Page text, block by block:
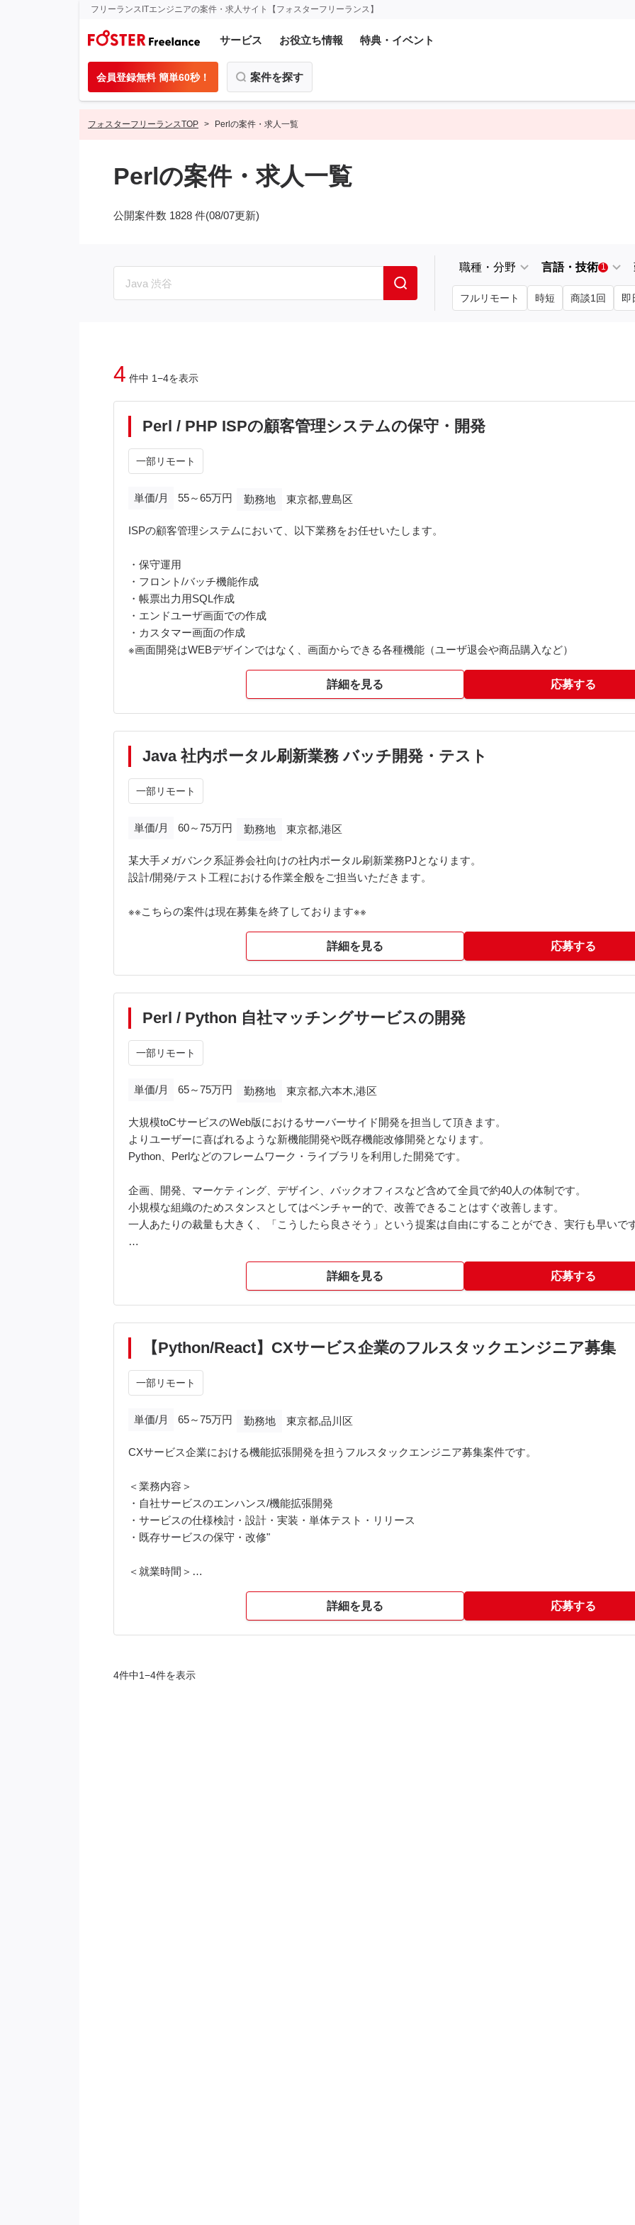
フリーランスITエンジニアの案件・求人サイト【フォスターフリーランス】
サービス お役立ち情報 特典・イベント
会員登録無料 簡単60秒！ 案件を探す
フォスターフリーランスTOP Perlの案件・求人一覧
Perlの案件・求人一覧
公開案件数 1828 件(08/07更新)
職種・分野 言語・技術 1
フルリモート 時短 商談1回 即
4 件中 1−4を表示
Perl / PHP ISPの顧客管理システムの保守・開発
一部リモート
単価/月 55～65万円 勤務地 東京都,豊島区
ISPの顧客管理システムにおいて、以下業務をお任せいたします。
・保守運用
・フロント/バッチ機能作成
・帳票出力用SQL作成
・エンドユーザ画面での作成
・カスタマー画面の作成
※画面開発はWEBデザインではなく、画面からできる各種機能（ユーザ退会や商品購入など）
詳細を見る 応募する
Java 社内ポータル刷新業務 バッチ開発・テスト
一部リモート
単価/月 60～75万円 勤務地 東京都,港区
某大手メガバンク系証券会社向けの社内ポータル刷新業務PJとなります。
設計/開発/テスト工程における作業全般をご担当いただきます。
※※こちらの案件は現在募集を終了しております※※​
詳細を見る 応募する
Perl / Python 自社マッチングサービスの開発
一部リモート
単価/月 65～75万円 勤務地 東京都,六本木,港区
大規模toCサービスのWeb版におけるサーバーサイド開発を担当して頂きます。
よりユーザーに喜ばれるような新機能開発や既存機能改修開発となります。
Python、Perlなどのフレームワーク・ライブラリを利用した開発です。
企画、開発、マーケティング、デザイン、バックオフィスなど含めて全員で約40人の体制です。
小規模な組織のためスタンスとしてはベンチャー的で、改善できることはすぐ改善します。
一人あたりの裁量も大きく、「こうしたら良さそう」という提案は自由にすることができ、実行も早いです
サーバーサイド：Python (Django)、Perl (Sledge)、PHP
フロントエンド：JavaScript (jQuery) 、HTML5/CSS3、Sass
環境：Docker、Linux、CentOS、Ubuntu、Apache、Nginx
データベース：MySQL、Memcached、Redis、Google BigQuery
バージョン管理：Git
プロジェクト管理：JIRA、Gitlab
＜基本時間＞
※※こちらの案件は現在募集を終了しております※※​
詳細を見る 応募する
【Python/React】CXサービス企業のフルスタックエンジニア募集
一部リモート
単価/月 65～75万円 勤務地 東京都,品川区
CXサービス企業における機能拡張開発を担うフルスタックエンジニア募集案件です。
＜業務内容＞
・自社サービスのエンハンス/機能拡張開発
・サービスの仕様検討・設計・実装・単体テスト・リリース
・既存サービスの保守・改修"
＜就業時間＞
※※こちらの案件は現在募集を終了しております※※​
詳細を見る 応募する
4件中1−4件を表示